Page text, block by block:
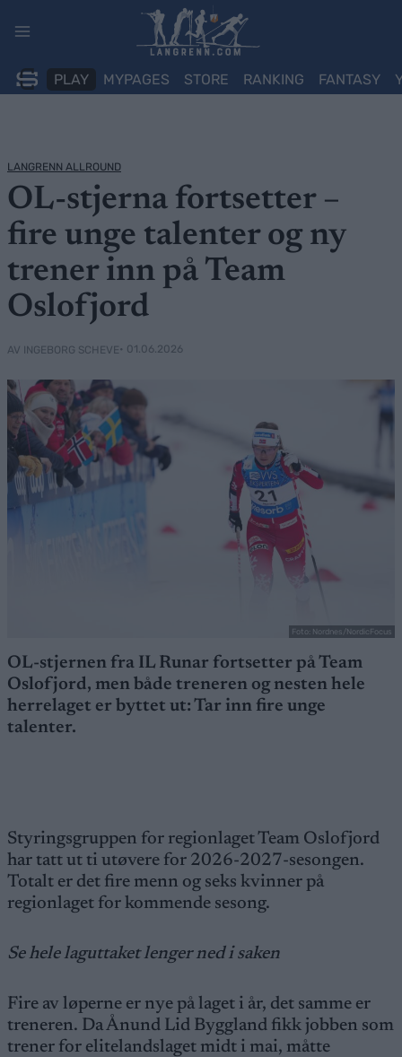
PLAY MYPAGES STORE RANKING FANTASY
LANGRENN ALLROUND
OL-stjerna fortsetter –
fire unge talenter og ny
trener inn på Team
Oslofjord
AV INGEBORG SCHEVE• 01.06.2026
Foto: Nordnes/NordicFocus
OL-stjernen fra IL Runar fortsetter på Team
Oslofjord, men både treneren og nesten hele
herrelaget er byttet ut: Tar inn fire unge
talenter.
Styringsgruppen for regionlaget Team Oslofjord
har tatt ut ti utøvere for 2026-2027-sesongen.
Totalt er det fire menn og seks kvinner på
regionlaget for kommende sesong.
Se hele laguttaket lenger ned i saken
Fire av løperne er nye på laget i år, det samme er
treneren. Da Ånund Lid Byggland fikk jobben som
trener for elitelandslaget midt i mai, måtte